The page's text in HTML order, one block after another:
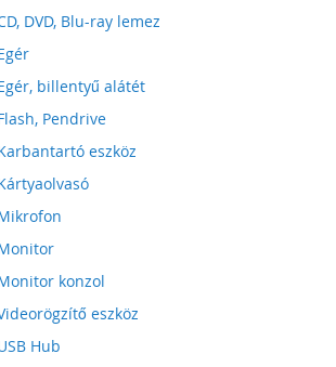
DVD, Blu-ray lemez
billentyű alátét
Pendrive
eszköz
konzol
eszköz
Hub